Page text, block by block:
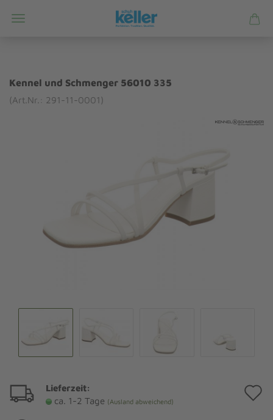
Kennel und Schmenger 56010 335
(Art.Nr.: 291-11-0001)
Lieferzeit:
ca. 1-2 Tage (Ausland abweichend)